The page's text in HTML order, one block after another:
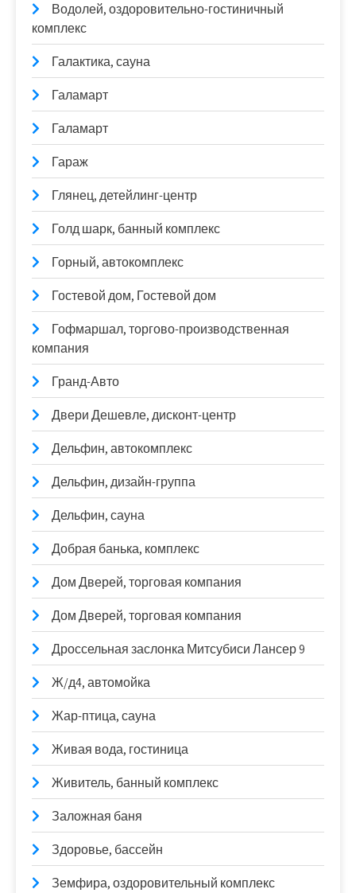
Водолей, оздоровительно-гостиничный
комплекс
Галактика, сауна
Галамарт
Галамарт
Гараж
Глянец, детейлинг-центр
Голд шарк, банный комплекс
Горный, автокомплекс
Гостевой дом, Гостевой дом
Гофмаршал, торгово-производственная
компания
Гранд-Авто
Двери Дешевле, дисконт-центр
Дельфин, автокомплекс
Дельфин, дизайн-группа
Дельфин, сауна
Добрая банька, комплекс
Дом Дверей, торговая компания
Дом Дверей, торговая компания
Дроссельная заслонка Митсубиси Лансер 9
Ж/д4, автомойка
Жар-птица, сауна
Живая вода, гостиница
Живитель, банный комплекс
Заложная баня
Здоровье, бассейн
Земфира, оздоровительный комплекс